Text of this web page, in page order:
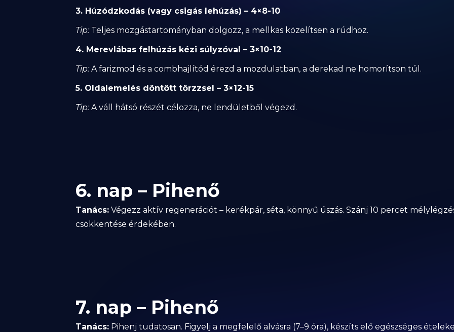
3. Húzódzkodás (vagy csigás lehúzás) – 4×8-10
Tip:Teljes mozgástartományban dolgozz, a mellkas közelítsen a rúdhoz.
4. Merevlábas felhúzás kézi súlyzóval – 3×10-12
Tip:A farizmod és a combhajlítód érezd a mozdulatban, a derekad ne homorítson túl.
5. Oldalemelés döntött törzzsel – 3×12-15
Tip:A váll hátsó részét célozza, ne lendületből végezd.
6. nap – Pihenő
Tanács: Végezz aktív regenerációt – kerékpár, séta, könnyű úszás. Szánj 10 percet
csökkentése érdekében.
7. nap – Pihenő
Tanács: Pihenj tudatosan. Figyelj a megfelelő alvásra (7–9 óra), készíts elő egészséges